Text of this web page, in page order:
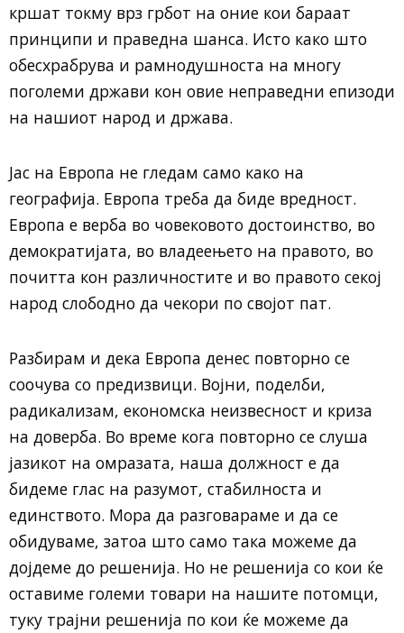
кршат токму врз грбот на оние кои бараат
принципи и праведна шанса. Исто како што
обесхрабрува и рамнодушноста на многу
поголеми држави кон овие неправедни епизоди
на нашиот народ и држава.
Јас на Европа не гледам само како на
географија. Европа треба да биде вредност.
Европа е верба во човековото достоинство, во
демократијата, во владеењето на правото, во
почитта кон различностите и во правото секој
народ слободно да чекори по својот пат.
Разбирам и дека Европа денес повторно се
соочува со предизвици. Војни, поделби,
радикализам, економска неизвесност и криза
на доверба. Во време кога повторно се слуша
јазикот на омразата, наша должност е да
бидеме глас на разумот, стабилноста и
единството. Мора да разговараме и да се
обидуваме, затоа што само така можеме да
дојдеме до решенија. Но не решенија со кои ќе
оставиме големи товари на нашите потомци,
туку трајни решенија по кои ќе можеме да